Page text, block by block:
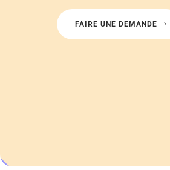
FAIRE UNE DEMANDE